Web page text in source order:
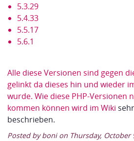
5.3.29
5.4.33
5.5.17
5.6.1
Alle diese Versionen sind gegen
gelinkt da dieses hin und wieder
wurde. Wie diese PHP-Versionen
kommen können wird im Wiki
beschrieben.
Posted by boni on Thursday, October